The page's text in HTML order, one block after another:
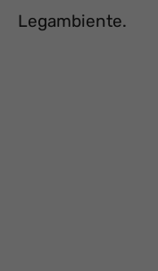
Legambiente.